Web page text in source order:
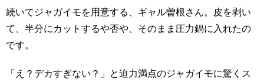
続いてジャガイモを用意する、ギャル曽根さん。皮を剥い
て、半分にカットするや否や、そのまま圧力鍋に入れたの
です。
「え？デカすぎない？」と迫力満点のジャガイモに驚くス